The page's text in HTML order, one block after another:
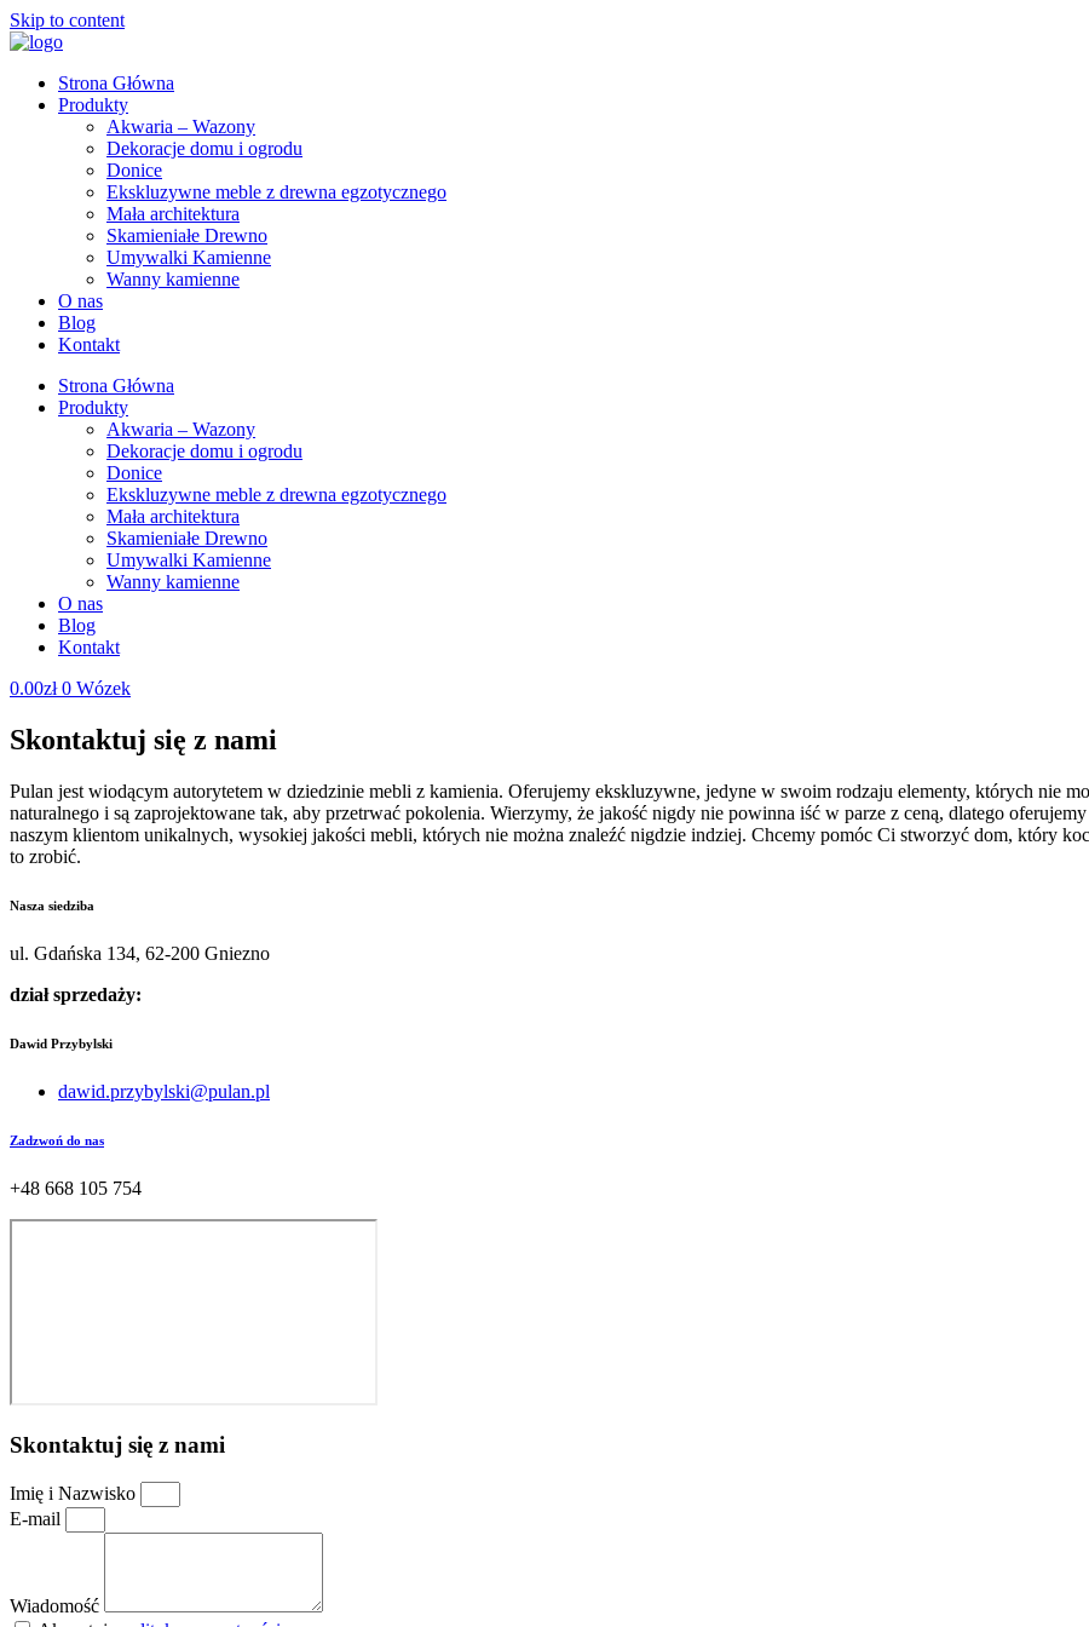
Skip to content
Strona Główna
Produkty
Akwaria – Wazony
Dekoracje domu i ogrodu
Donice
Ekskluzywne meble z drewna egzotycznego
Mała architektura
Skamieniałe Drewno
Umywalki Kamienne
Wanny kamienne
O nas
Blog
Kontakt
Strona Główna
Produkty
Akwaria – Wazony
Dekoracje domu i ogrodu
Donice
Ekskluzywne meble z drewna egzotycznego
Mała architektura
Skamieniałe Drewno
Umywalki Kamienne
Wanny kamienne
O nas
Blog
Kontakt
0.00zł 0 Wózek
Skontaktuj się z nami
Pulan jest wiodącym autorytetem w dziedzinie mebli z kamienia. Oferujemy ekskluzywne, jedyne w swoim rodzaju elementy, których nie
naturalnego i są zaprojektowane tak, aby przetrwać pokolenia. Wierzymy, że jakość nigdy nie powinna iść w parze z ceną, dlatego
naszym klientom unikalnych, wysokiej jakości mebli, których nie można znaleźć nigdzie indziej. Chcemy pomóc Ci stworzyć dom, który
to zrobić.
Nasza siedziba
ul. Gdańska 134, 62-200 Gniezno
dział sprzedaży:
Dawid Przybylski
dawid.przybylski@pulan.pl
Zadzwoń do nas
+48 668 105 754
Skontaktuj się z nami
Imię i Nazwisko
E-mail
Wiadomość